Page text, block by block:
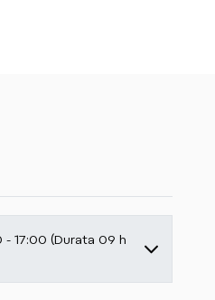
17:00 (Durata 09 h